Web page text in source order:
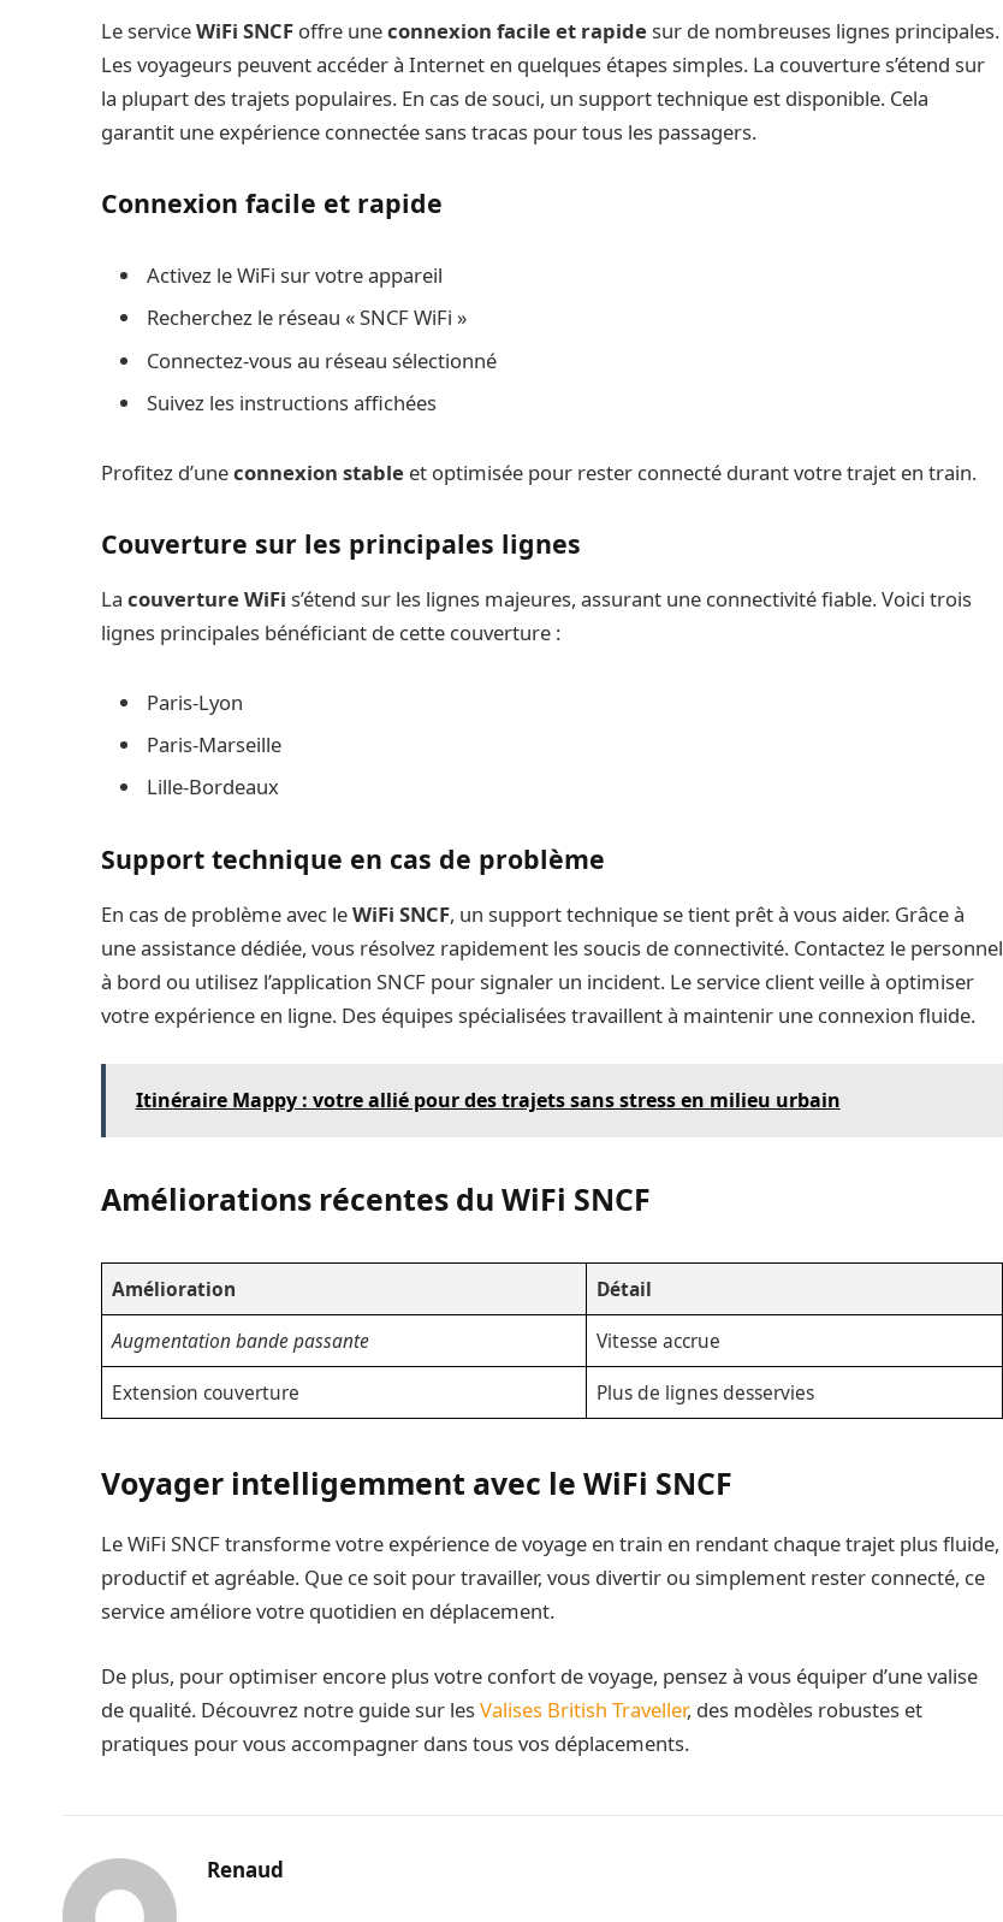
Le serviceWiFi SNCF offre uneconnexion facile et rapide sur de nombreuses lignes principales.
Les voyageurs peuvent accéder à Internet en quelques étapes simples. La couverture s’étend sur
la plupart des trajets populaires. En cas de souci, un support technique est disponible. Cela
garantit une expérience connectée sans tracas pour tous les passagers.
Connexion facile et rapide
Activez le WiFi sur votre appareil
Recherchez le réseau « SNCF WiFi »
Connectez-vous au réseau sélectionné
Suivez les instructions affichées
Profitez d’uneconnexion stable et optimisée pour rester connecté durant votre trajet en train.
Couverture sur les principales lignes
Lacouverture WiFi s’étend sur les lignes majeures, assurant une connectivité fiable. Voici trois
lignes principales bénéficiant de cette couverture :
Paris-Lyon
Paris-Marseille
Lille-Bordeaux
Support technique en cas de problème
En cas de problème avec leWiFi SNCF, un support technique se tient prêt à vous aider. Grâce à
une assistance dédiée, vous résolvez rapidement les soucis de connectivité. Contactez le personnel
à bord ou utilisez l’application SNCF pour signaler un incident. Le service client veille à optimiser
votre expérience en ligne. Des équipes spécialisées travaillent à maintenir une connexion fluide.
Itinéraire Mappy : votre allié pour des trajets sans stress en milieu urbain
Améliorations récentes du WiFi SNCF
Amélioration
Détail
Augmentation bande passante
Vitesse accrue
Extension couverture
Plus de lignes desservies
Voyager intelligemment avec le WiFi SNCF
Le WiFi SNCF transforme votre expérience de voyage en train en rendant chaque trajet plus fluide,
productif et agréable. Que ce soit pour travailler, vous divertir ou simplement rester connecté, ce
service améliore votre quotidien en déplacement.
De plus, pour optimiser encore plus votre confort de voyage, pensez à vous équiper d’une valise
de qualité. Découvrez notre guide sur lesValises British Traveller, des modèles robustes et
pratiques pour vous accompagner dans tous vos déplacements.
Renaud